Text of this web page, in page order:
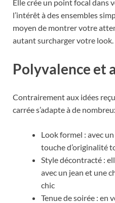
Elle crée un point focal dans
l’intérêt à des ensembles
moyen de montrer votre
autant surcharger votre look.
Polyvalence et
Contrairement aux idées
carrée s’adapte à de
Look formel : avec
touche d’originalité
Style décontracté :
avec un jean et une
chic
Tenue de soirée : en